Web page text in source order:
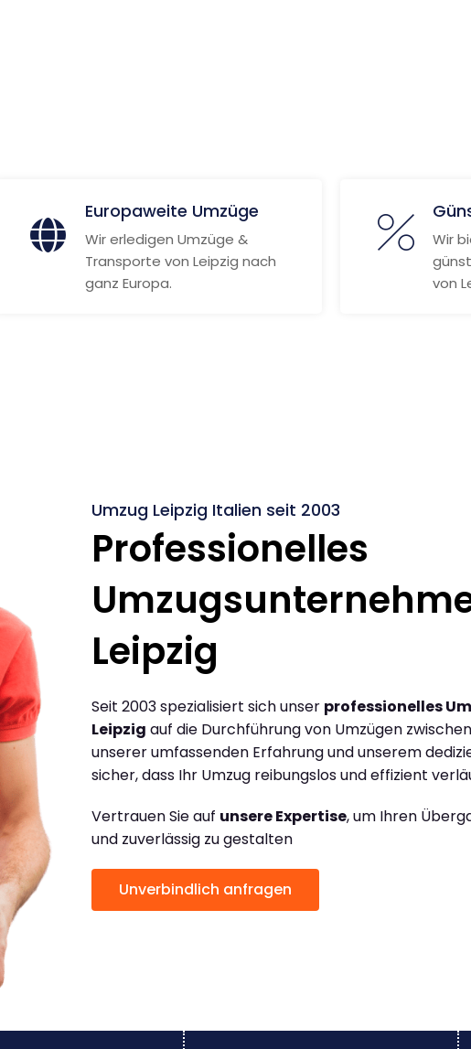
Europaweite Umzüge
Wir erledigen Umzüge &
Transporte von Leipzig nach
ganz Europa.
Wir
von
Umzug Leipzig Italien seit 2003
Professionelles
Leipzig
Seit 2003 spezialisiert sich unser professionelles
Leipzig auf die Durchführung von Umzügen
unserer umfassenden Erfahrung und unserem
sicher, dass Ihr Umzug reibungslos und effizient
Vertrauen Sie auf unsere Expertise, um Ihren
und zuverlässig zu gestalten
Unverbindlich anfragen